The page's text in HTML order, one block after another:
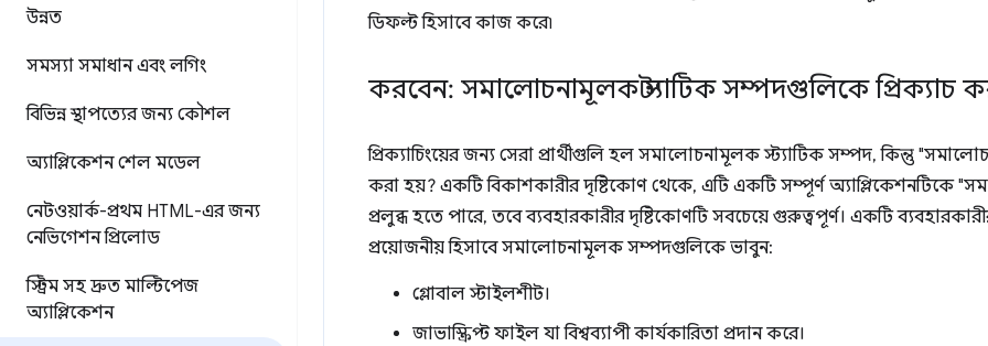
উন্নত
সমস্যা সমাধান এবং লগিং
বিভিন্ন স্থাপত্যের জন্য কৌশল
অ্যাপ্লিকেশন শেল মডেল
নেটওয়ার্ক-প্রথম HTML-এর জন্য
নেভিগেশন প্রিলোড
স্ট্রিম সহ দ্রুত মাল্টিপেজ
অ্যাপ্লিকেশন
ডিফল্ট হিসাবে কাজ করে৷
করবেন: সমালোচনামূলক স্ট্যাটিক সম্পদগুলিকে প্রিক্যাচ
প্রিক্যাচিংয়ের জন্য সেরা প্রার্থীগুলি হল সমালোচনামূলক স্ট্যাটিক সম্পদ, কিন্তু
করা হয়? একটি বিকাশকারীর দৃষ্টিকোণ থেকে, এটি একটি সম্পূর্ণ অ্যাপ্লিকেশনটিকে
প্রলুব্ধ হতে পারে, তবে ব্যবহারকারীর দৃষ্টিকোণটি সবচেয়ে গুরুত্বপূর্ণ। একটি
প্রয়োজনীয় হিসাবে সমালোচনামূলক সম্পদগুলিকে ভাবুন:
গ্লোবাল স্টাইলশীট।
জাভাস্ক্রিপ্ট ফাইল যা বিশ্বব্যাপী কার্যকারিতা প্রদান করে।